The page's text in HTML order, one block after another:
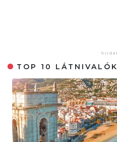
TOP 10 LÁTNIVALÓK